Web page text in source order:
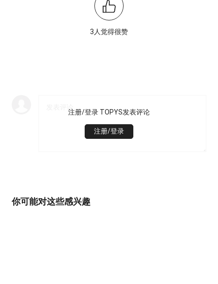
3人觉得很赞
注册/登录 TOPYS发表评论
注册/登录
你可能对这些感兴趣